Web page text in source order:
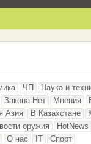
ЧП
Наука и
Закона.Нет Мнения
Азия В Казахстане
оружия
HotNews
О нас IT
Спорт